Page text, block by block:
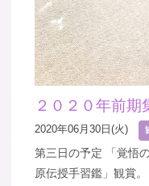
２０２０年前期
2020年06月30日(火)
第三日の予定 「覚悟
原伝授手習鑑」観賞